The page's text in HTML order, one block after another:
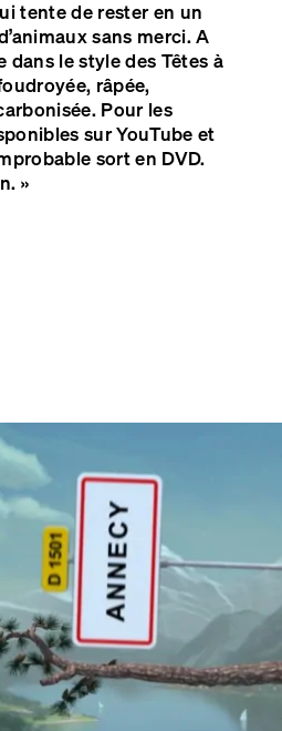
tente de rester en un
sans merci. A
dans le style des Têtes à
râpée,
Pour les
sur YouTube et
sort en DVD.
»